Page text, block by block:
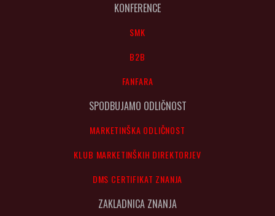
KONFERENCE
SMK
B2B
FANFARA
SPODBUJAMO ODLIČNOST
MARKETINŠKA ODLIČNOST
KLUB MARKETINŠKIH DIREKTORJEV
DMS CERTIFIKAT ZNANJA
ZAKLADNICA ZNANJA